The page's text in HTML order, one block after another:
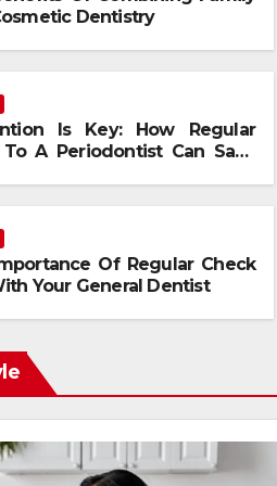
Dentistry
Is Key: How Regular
A Periodontist Can Save
Of Regular Check
Your General Dentist